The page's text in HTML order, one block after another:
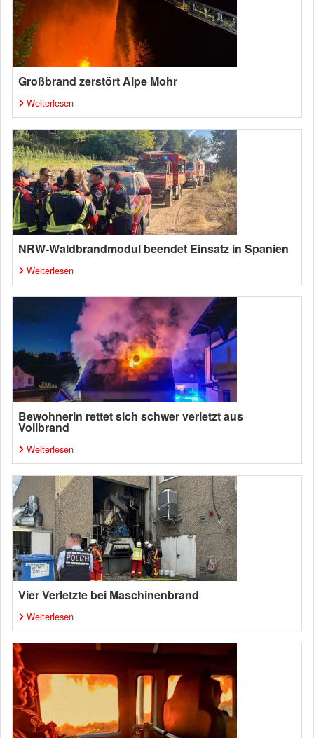
Großbrand zerstört Alpe Mohr
Weiterlesen
NRW-Waldbrandmodul beendet Einsatz in Spanien
Weiterlesen
Bewohnerin rettet sich schwer verletzt aus
Vollbrand
Weiterlesen
Vier Verletzte bei Maschinenbrand
Weiterlesen